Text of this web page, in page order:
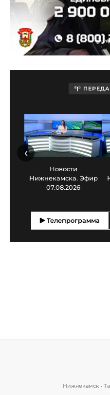
Новости
Нижнекамска. Эфир
07.08.2026
‹
Телепрограмма
Нижнекамск •